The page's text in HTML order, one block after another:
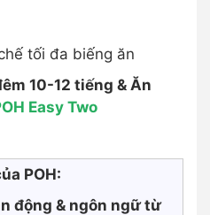
tối đa biếng ăn
10-12 tiếng & Ăn
Easy Two
POH:
động & ngôn ngữ từ